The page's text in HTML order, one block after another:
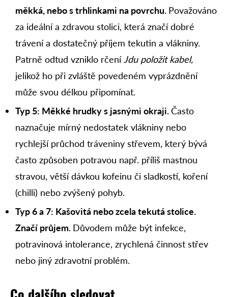
měkká, nebo s trhlinkami na povrchu. Považováno
za ideální a zdravou stolici, která značí dobré
trávení a dostatečný příjem tekutin a vlákniny.
Patrně odtud vzniklo rčeníJdu položit kabel,
jelikož ho při zvláště povedeném vyprázdnění
může svou délkou připomínat.
Typ 5: Měkké hrudky s jasnými okraji.Často
naznačuje mírný nedostatek vlákniny nebo
rychlejší průchod tráveniny střevem, který bývá
často způsoben potravou např. příliš mastnou
stravou, větší dávkou kofeinu či sladkostí, koření
(chilli) nebo zvýšený pohyb.
Typ 6 a 7: Kašovitá nebo zcela tekutá stolice.
Značí průjem. Důvodem může být infekce,
potravinová intolerance, zrychlená činnost střev
nebo jiný zdravotní problém.